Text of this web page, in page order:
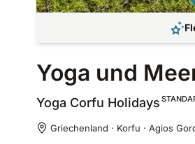
Yoga und
Yoga Corfu Holidays
Griechenland · Korfu · Agios